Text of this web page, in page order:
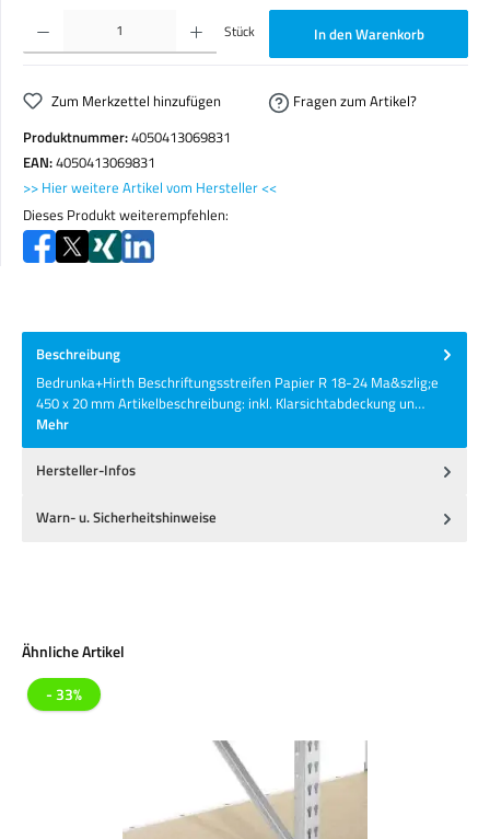
Produkt Anzahl: Gib den gewünschten Wert ein oder benutze die Schaltflächen um die Anzahl zu
Stück In den Warenkorb
Zum Merkzettel hinzufügen
Fragen zum Artikel?
Produktnummer:4050413069831
EAN:4050413069831
>> Hier weitere Artikel vom Hersteller <<
Dieses Produkt weiterempfehlen:
Beschreibung
Bedrunka+Hirth Beschriftungsstreifen Papier R 18-24 Ma&szlig;e
450 x 20 mm Artikelbeschreibung: inkl. Klarsichtabdeckung un…
Mehr
Hersteller-Infos
Warn- u. Sicherheitshinweise
Produktgalerie überspringen
Ähnliche Artikel
- 33%